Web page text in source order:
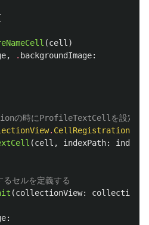
(cell)
, . backgroundImage:
の時にProfileTextCellを設定
. CellRegistration
(cell , indexPath:
セルを定義する
(collectionView:
: